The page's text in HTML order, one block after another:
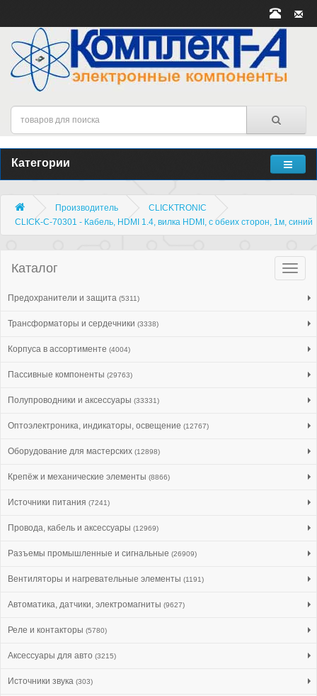
Категории
Производитель
CLICKTRONIC
CLICK-C-70301 - Кабель, HDMI 1.4, вилка HDMI, с обеих сторон, 1м, синий
Каталог
Предохранители и защита (5311)
Трансформаторы и сердечники (3338)
Корпуса в ассортименте (4004)
Пассивные компоненты (29763)
Полупроводники и аксессуары (33331)
Оптоэлектроника, индикаторы, освещение (12767)
Оборудование для мастерских (12898)
Крепёж и механические элементы (8866)
Источники питания (7241)
Провода, кабель и аксессуары (12969)
Разъемы промышленные и сигнальные (26909)
Вентиляторы и нагревательные элементы (1191)
Автоматика, датчики, электромагниты (9627)
Реле и контакторы (5780)
Аксессуары для авто (3215)
Источники звука (303)